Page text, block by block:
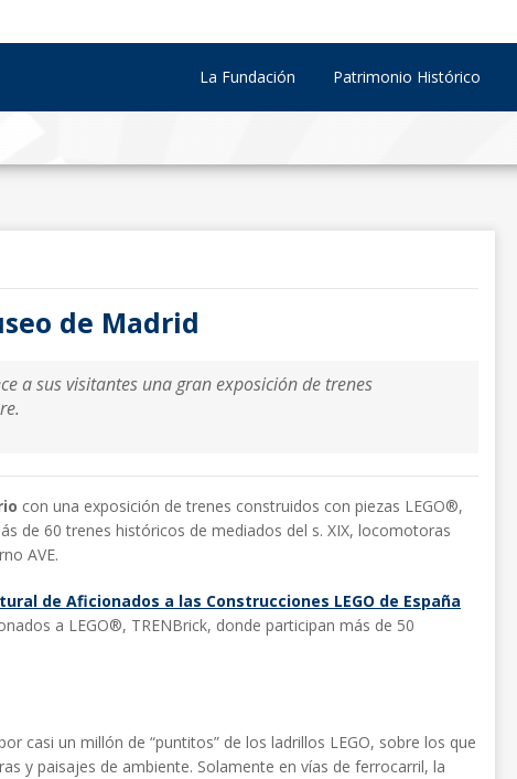
La Fundación Patrimonio Histórico
de Madrid
a sus visitantes una gran exposición de trenes
con una exposición de trenes construidos con piezas LEGO®,
de 60 trenes históricos de mediados del s. XIX, locomotoras
AVE.
de Aficionados a las Construcciones LEGO de España
a LEGO®, TRENBrick, donde participan más de 50
casi un millón de “puntitos” de los ladrillos LEGO, sobre los que
y paisajes de ambiente. Solamente en vías de ferrocarril, la